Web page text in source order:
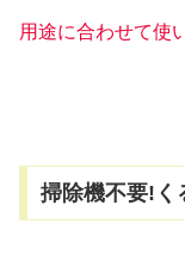
用途に合わせて使
掃除機不要!く